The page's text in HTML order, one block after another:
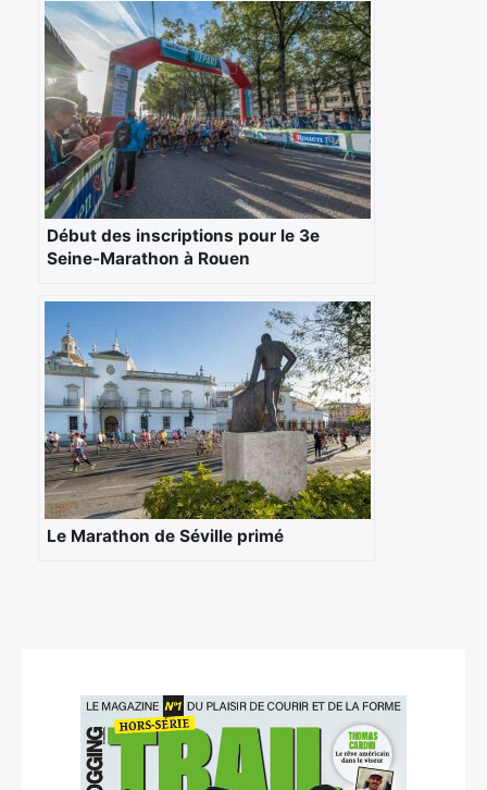
Début des inscriptions pour le 3e
Seine-Marathon à Rouen
Le Marathon de Séville primé